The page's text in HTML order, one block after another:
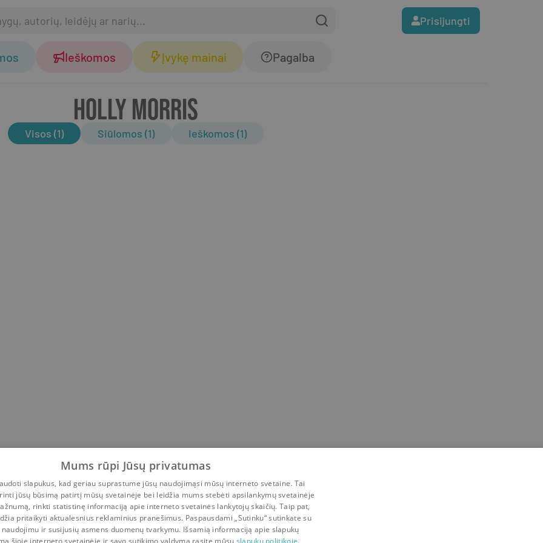
Prisijungti
Ieškomos Įvykę mainai Pagalba
HOLLY MORRIS
Visos (1) Siūlomos (1) Ieškomos (1)
Mums rūpi Jūsų privatumas
slapukus, kad geriau suprastume jūsų naudojimąsi mūsų interneto svetaine. Tai
jūsų būsimą patirtį mūsų svetainėje bei leidžia mums stebėti apsilankymų svetainėje
rinkti statistinę informaciją apie interneto svetainės lankytojų skaičių. Taip pat,
pritaikyti aktualesnius reklaminius pranešimus. Paspausdami „Sutinku“ sutinkate su
ir susijusių asmens duomenų tvarkymu. Išsamią informaciją apie slapukų
šioje interneto svetainėje ir savo sutikimo valdymą rasite mūsų slapukų politikoje.